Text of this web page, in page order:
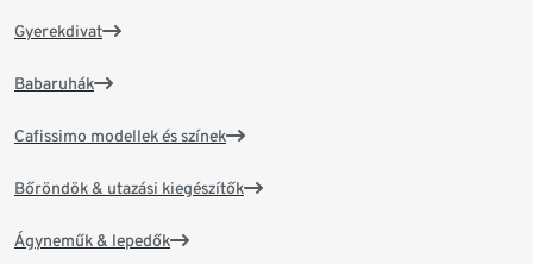
Gyerekdivat
Babaruhák
Cafissimo modellek és színek
Bőröndök & utazási kiegészítők
Ágyneműk & lepedők